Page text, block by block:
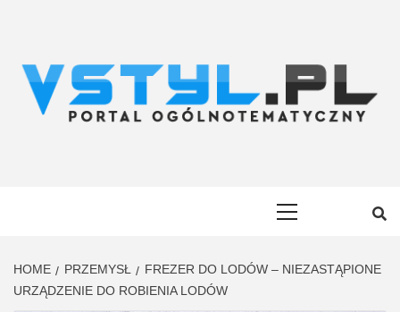
HOME PRZEMYSŁ
FREZER DO LODÓW – NIEZASTĄPIONE
URZĄDZENIE DO ROBIENIA LODÓW